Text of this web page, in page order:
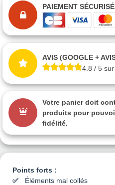
Points forts :
Éléments mal collés
PAIEMENT SÉCURISÉ
AVIS (GOOGLE +
4.8 / 5
Votre panier doit
produits pour
fidélité.